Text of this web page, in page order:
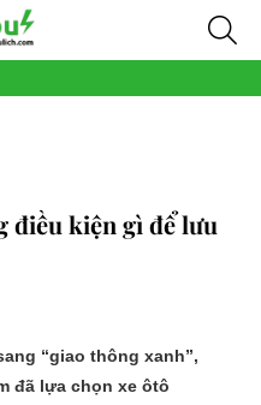
điều kiện gì để lưu
“giao thông xanh”,
đã lựa chọn xe ôtô